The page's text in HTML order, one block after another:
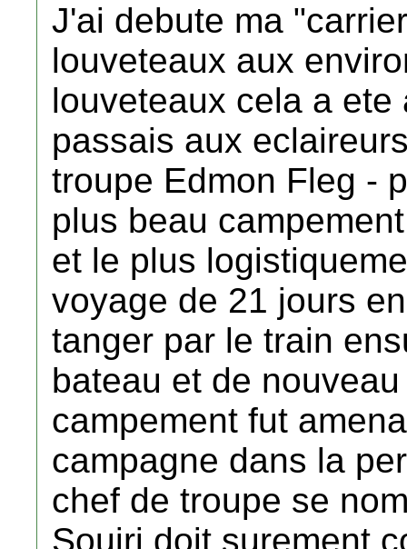
J'ai debute ma
louveteaux aux
louveteaux cela a
passais aux
troupe Edmon Fleg -
plus beau
et le plus
voyage de 21 jours
tanger par le train
bateau et de
campement fut
campagne dans la
chef de troupe se
Souiri doit surement